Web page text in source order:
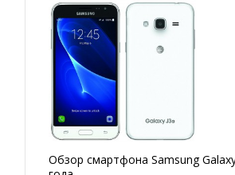
Обзор смартфона Samsung